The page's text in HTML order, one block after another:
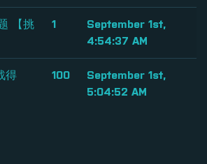
【挑
1
September 1st,
4:54:37 AM
得
100
September 1st,
5:04:52 AM